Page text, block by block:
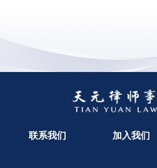
联系我们 加入我们